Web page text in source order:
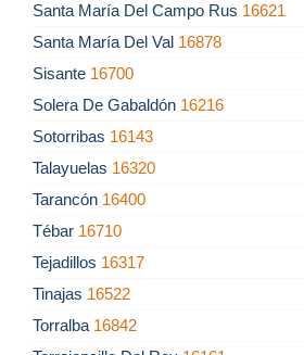
Santa María Del Campo Rus 16621
Santa María Del Val 16878
Sisante 16700
Solera De Gabaldón 16216
Sotorribas 16143
Talayuelas 16320
Tarancón 16400
Tébar 16710
Tejadillos 16317
Tinajas 16522
Torralba 16842